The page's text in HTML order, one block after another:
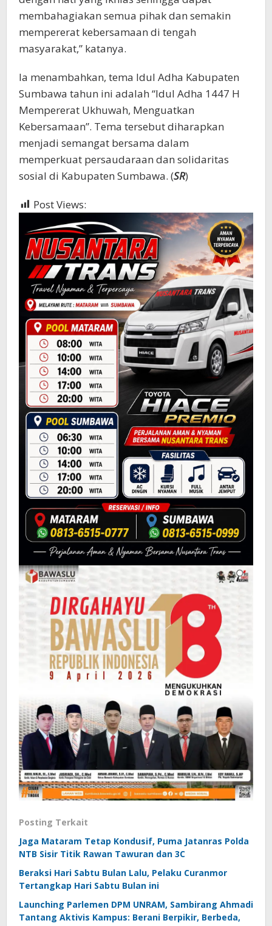
membahagiakan semua pihak dan semakin
mempererat kebersamaan di tengah
masyarakat,” katanya.
Ia menambahkan, tema Idul Adha Kabupaten
Sumbawa tahun ini adalah “Idul Adha 1447 H
Mempererat Ukhuwah, Menguatkan
Kebersamaan”. Tema tersebut diharapkan
menjadi semangat bersama dalam
memperkuat persaudaraan dan solidaritas
sosial di Kabupaten Sumbawa. (SR)
Post Views:
Posting Terkait
Jaga Mataram Tetap Kondusif, Puma Jatanras Polda
NTB Sisir Titik Rawan Tawuran dan 3C
Beraksi Hari Sabtu Bulan Lalu, Pelaku Curanmor
Tertangkap Hari Sabtu Bulan ini
Launching Parlemen DPM UNRAM, Sambirang Ahmadi
Tantang Aktivis Kampus: Berani Berpikir, Berbeda,